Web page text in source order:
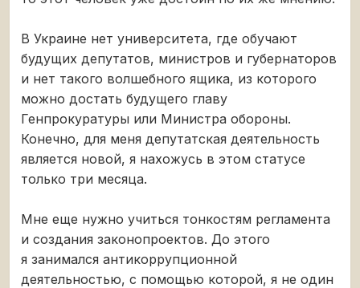
В Украине нет университета, где обучают
будущих депутатов, министров и губернаторов
и нет такого волшебного ящика, из которого
можно достать будущего главу
Генпрокуратуры или Министра обороны.
Конечно, для меня депутатская деятельность
является новой, я нахожусь в этом статусе
только три месяца.
Мне еще нужно учиться тонкостям регламента
и создания законопроектов. До этого
я занимался антикоррупционной
деятельностью, с помощью которой, я не один